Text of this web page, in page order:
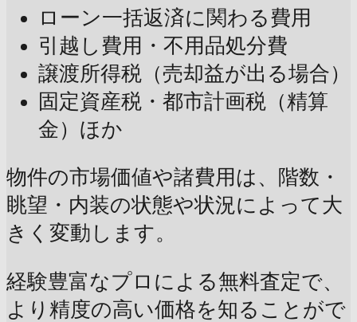
ローン一括返済に関わる費用
引越し費用・不用品処分費
譲渡所得税（売却益が出る場合）
固定資産税・都市計画税（精算
金）ほか
物件の市場価値や諸費用は、階数・
眺望・内装の状態や状況によって大
きく変動します。
経験豊富なプロによる無料査定で、
より精度の高い価格を知ることがで